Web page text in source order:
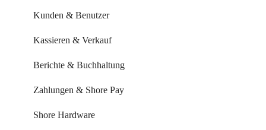
Buchung über externe Plattformen
Systemeinstellungen
Leistungen & Kurse
Mitarbeiter & Ressourcen
Kundenverwaltung
Kunden & Benutzer
Kassieren & Verkauf
Berichte & Buchhaltung
Zahlungen & Shore Pay
Shore Hardware